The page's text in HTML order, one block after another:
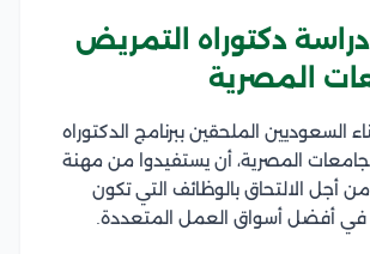
دكتوراه التمريض
المصرية
السعوديين الملحقين ببرنامج الدكتوراه
المصرية، أن يستفيدوا من مهنة
أجل الالتحاق بالوظائف التي تكون
في أفضل أسواق العمل المتعددة.